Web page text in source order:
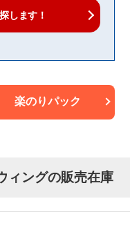
探します！
楽のりパック
ングの販売在庫